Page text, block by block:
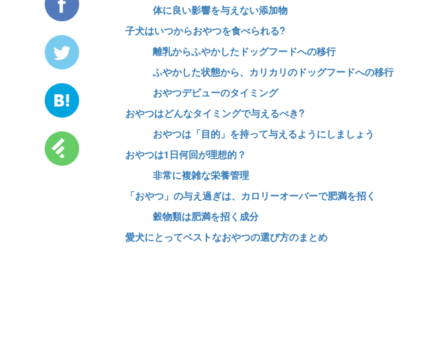
体に良い影響を与えない添加物
子犬はいつからおやつを食べられる?
離乳からふやかしたドッグフードへの移行
ふやかした状態から、カリカリのドッグフードへの移行
おやつデビューのタイミング
おやつはどんなタイミングで与えるべき?
おやつは「目的」を持って与えるようにしましょう
おやつは1日何回が理想的？
非常に複雑な栄養管理
「おやつ」の与え過ぎは、カロリーオーバーで肥満を招く
穀物類は肥満を招く成分
愛犬にとってベストなおやつの選び方のまとめ